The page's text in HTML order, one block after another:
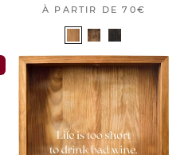
À PARTIR DE70€